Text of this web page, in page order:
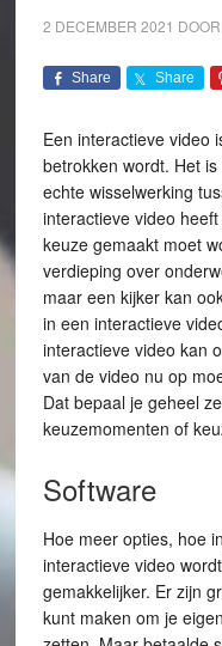
2 DECEMBER 2021 DOOR
Share Share
Een interactieve video
betrokken wordt. Het
echte wisselwerking
interactieve video
keuze gemaakt moet
verdieping over
maar een kijker kan
in een interactieve
interactieve video kan
van de video nu op
Dat bepaal je geheel
keuzemomenten of
Software
Hoe meer opties, hoe
interactieve video
gemakkelijker. Er zijn
kunt maken om je